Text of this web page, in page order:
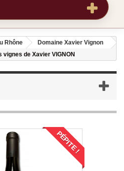
Rhône
Domaine Xavier Vignon
vignes de Xavier VIGNON
PÉPITE !